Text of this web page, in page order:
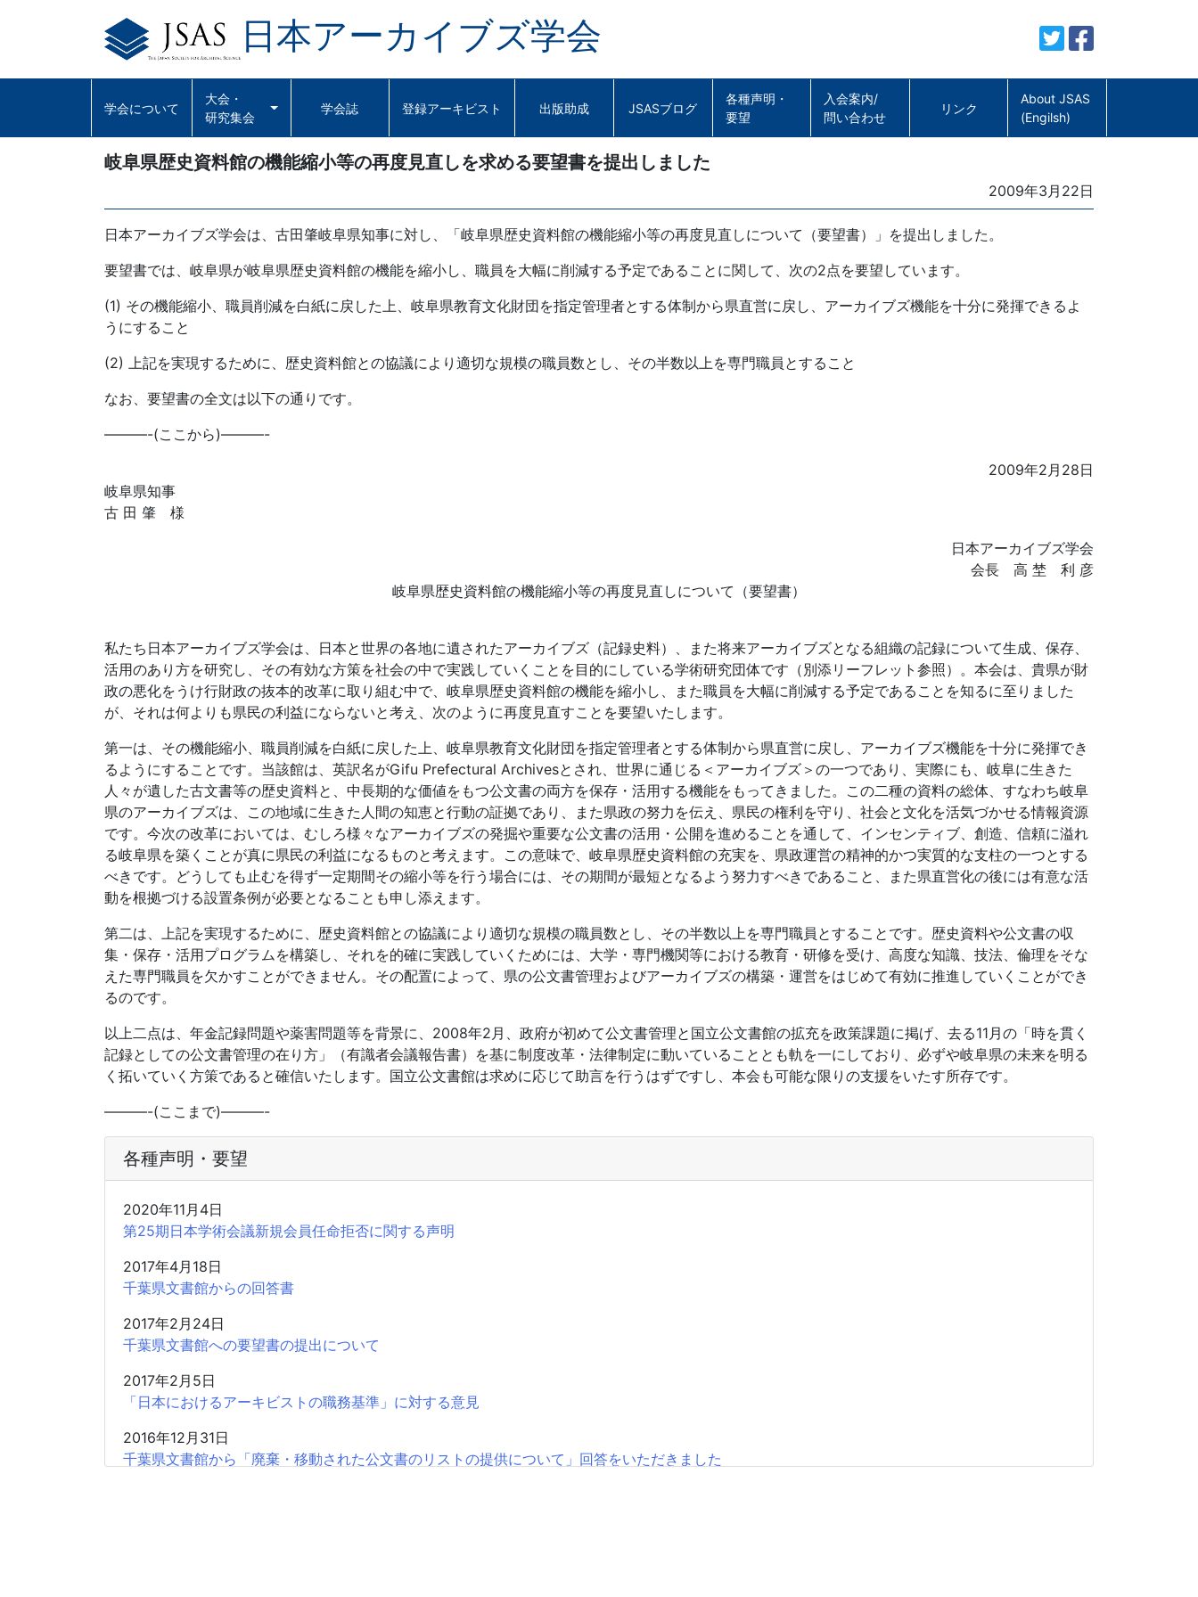
日本アーカイブズ学会
学会について
大会・
研究集会
学会誌 登録アーキビスト 出版助成 JSASブログ
各種声明・
要望
入会案内/
問い合わせ
リンク
About JSAS
(Engilsh)
岐阜県歴史資料館の機能縮小等の再度見直しを求める要望書を提出しました
Posted
on
2009年3月22日
日本アーカイブズ学会は、古田肇岐阜県知事に対し、「岐阜県歴史資料館の機能縮小等の再度見直しについて（要望書）」を提出しました。
要望書では、岐阜県が岐阜県歴史資料館の機能を縮小し、職員を大幅に削減する予定であることに関して、次の2点を要望しています。
(1) その機能縮小、職員削減を白紙に戻した上、岐阜県教育文化財団を指定管理者とする体制から県直営に戻し、アーカイブズ機能を十分に発揮できるよ
うにすること
(2) 上記を実現するために、歴史資料館との協議により適切な規模の職員数とし、その半数以上を専門職員とすること
なお、要望書の全文は以下の通りです。
———-(ここから)———-
2009年2月28日
岐阜県知事
古 田 肇 様
日本アーカイブズ学会
会長 高 埜 利 彦
岐阜県歴史資料館の機能縮小等の再度見直しについて（要望書）
私たち日本アーカイブズ学会は、日本と世界の各地に遺されたアーカイブズ（記録史料）、また将来アーカイブズとなる組織の記録について生成、保存、
活用のあり方を研究し、その有効な方策を社会の中で実践していくことを目的にしている学術研究団体です（別添リーフレット参照）。本会は、貴県が財
政の悪化をうけ行財政の抜本的改革に取り組む中で、岐阜県歴史資料館の機能を縮小し、また職員を大幅に削減する予定であることを知るに至りました
が、それは何よりも県民の利益にならないと考え、次のように再度見直すことを要望いたします。
第一は、その機能縮小、職員削減を白紙に戻した上、岐阜県教育文化財団を指定管理者とする体制から県直営に戻し、アーカイブズ機能を十分に発揮でき
るようにすることです。当該館は、英訳名がGifu Prefectural Archivesとされ、世界に通じる＜アーカイブズ＞の一つであり、実際にも、岐阜に生きた
人々が遺した古文書等の歴史資料と、中長期的な価値をもつ公文書の両方を保存・活用する機能をもってきました。この二種の資料の総体、すなわち岐阜
県のアーカイブズは、この地域に生きた人間の知恵と行動の証拠であり、また県政の努力を伝え、県民の権利を守り、社会と文化を活気づかせる情報資源
です。今次の改革においては、むしろ様々なアーカイブズの発掘や重要な公文書の活用・公開を進めることを通して、インセンティブ、創造、信頼に溢れ
る岐阜県を築くことが真に県民の利益になるものと考えます。この意味で、岐阜県歴史資料館の充実を、県政運営の精神的かつ実質的な支柱の一つとする
べきです。どうしても止むを得ず一定期間その縮小等を行う場合には、その期間が最短となるよう努力すべきであること、また県直営化の後には有意な活
動を根拠づける設置条例が必要となることも申し添えます。
第二は、上記を実現するために、歴史資料館との協議により適切な規模の職員数とし、その半数以上を専門職員とすることです。歴史資料や公文書の収
集・保存・活用プログラムを構築し、それを的確に実践していくためには、大学・専門機関等における教育・研修を受け、高度な知識、技法、倫理をそな
えた専門職員を欠かすことができません。その配置によって、県の公文書管理およびアーカイブズの構築・運営をはじめて有効に推進していくことができ
るのです。
以上二点は、年金記録問題や薬害問題等を背景に、2008年2月、政府が初めて公文書管理と国立公文書館の拡充を政策課題に掲げ、去る11月の「時を貫く
記録としての公文書管理の在り方」（有識者会議報告書）を基に制度改革・法律制定に動いていることとも軌を一にしており、必ずや岐阜県の未来を明る
く拓いていく方策であると確信いたします。国立公文書館は求めに応じて助言を行うはずですし、本会も可能な限りの支援をいたす所存です。
———-(ここまで)———-
各種声明・要望
2020年11月4日
第25期日本学術会議新規会員任命拒否に関する声明
2017年4月18日
千葉県文書館からの回答書
2017年2月24日
千葉県文書館への要望書の提出について
2017年2月5日
「日本におけるアーキビストの職務基準」に対する意見
2016年12月31日
千葉県文書館から「廃棄・移動された公文書のリストの提供について」回答をいただきました